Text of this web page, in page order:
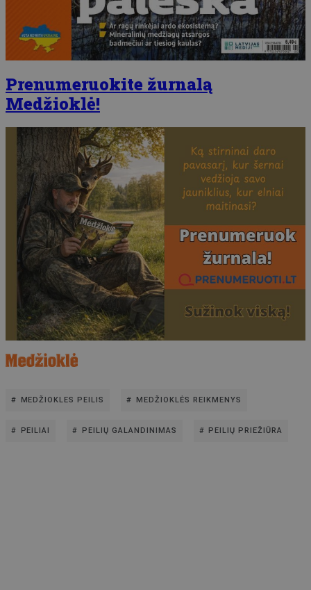
Prenumeruokite žurnalą
Medžioklė!
MEDŽIOKLES PEILIS MEDŽIOKLĖS REIKMENYS
PEILIAI PEILIŲ GALANDINIMAS PEILIŲ PRIEŽIŪRA